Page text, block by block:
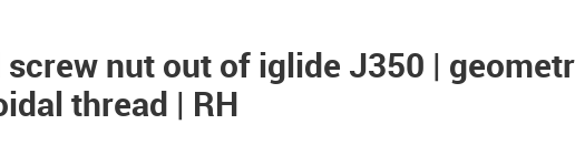
nut out of iglide J350 |
thread | RH